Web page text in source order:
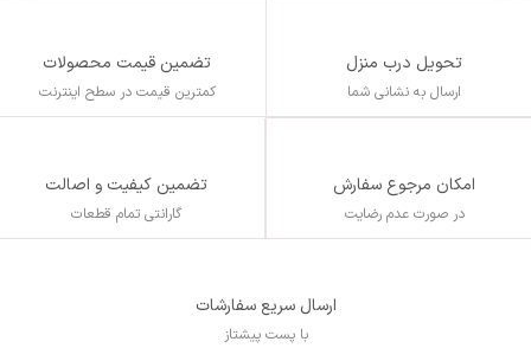
تحویل درب منزل
ارسال به نشانی شما
تضمین قیمت محصولات
کمترین قیمت در سطح اینترنت
امکان مرجوع سفارش
در صورت عدم رضایت
تضمین کیفیت و اصالت
گارانتی تمام قطعات
ارسال سریع سفارشات
با پست پیشتاز